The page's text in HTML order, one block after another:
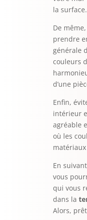
la surface.
De
prendre
générale
couleurs
d’une
Enfin,
intérieur
agréable
où les
En
vous
qui vous
dans la
Alors,